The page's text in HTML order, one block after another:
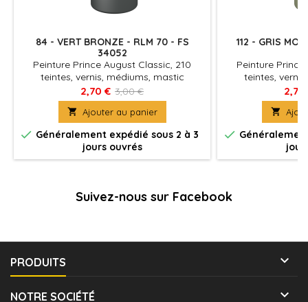
84 - VERT BRONZE - RLM 70 - FS
34052
Peinture Prince August Classic, 210
teintes, vernis, médiums, mastic
plastique, masque liquide, retardateur à
lunité. La plus large palette acrylique
pour satisfaire les plus exigeants.
2,70 € 3,00 €
 Ajouter au panier
 Généralement expédié sous 2 à 3
jours ouvrés
112 - GRIS
Peinture
teintes,
plastique,
lunité. La plus
pour
2,70


Suivez-nous sur Facebook
PRODUITS 
NOTRE SOCIÉTÉ 